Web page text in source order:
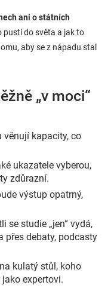
ani o státních
pustí do světa a jak to
aby se z nápadu stal
„v moci“
věnují kapacity, co
ukazatele vyberou,
zdůrazní.
výstup opatrný,
se studie „jen“ vydá,
přes debaty, podcasty
kulatý stůl, koho
expertovi.